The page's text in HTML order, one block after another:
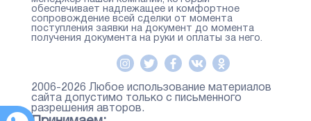
обеспечивает надлежащее и комфортное
сопровождение всей сделки от момента
поступления заявки на документ до момента
получения документа на руки и оплаты за него.
2006-2026 Любое использование материалов
сайта допустимо только с письменного
разрешения авторов.